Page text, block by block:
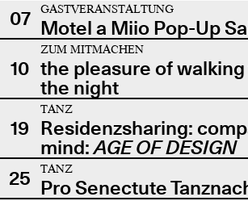
07
GASTVERANSTALTUNG
Motel a Miio Pop-Up
10
ZUM MITMACHEN
the pleasure of
the night
19
TANZ
Residenzsharing:
mind:AGE OF DESIGN
25
TANZ
Pro Senectute